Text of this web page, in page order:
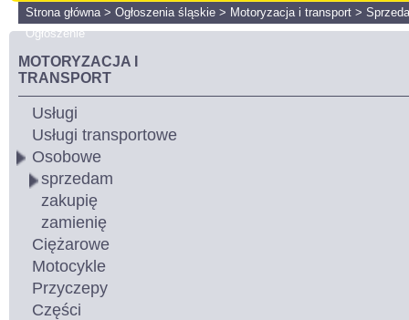
Strona główna> Ogłoszenia śląskie > Motoryzacja i transport >
Ogłoszenie
MOTORYZACJA I
TRANSPORT
Usługi
Usługi transportowe
Osobowe
sprzedam
zakupię
zamienię
Ciężarowe
Motocykle
Przyczepy
Części